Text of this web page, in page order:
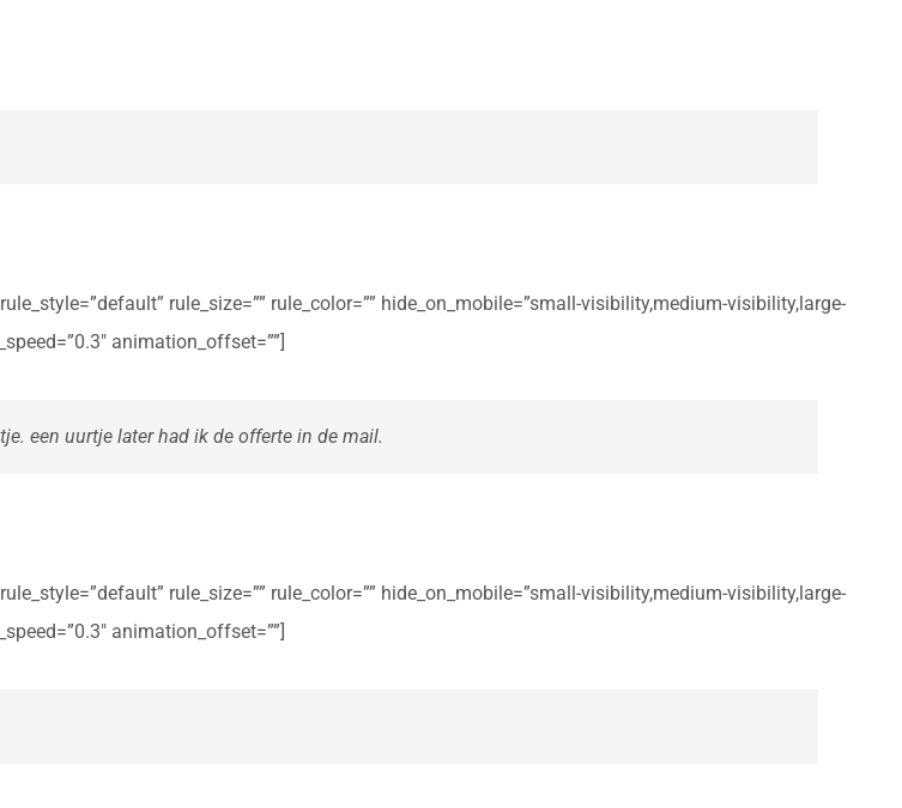
rule_size=”” rule_color=”” hide_on_mobile=”small-visibility,medium-visibility,large-
animation_offset=””]
een uurtje later had ik de offerte in de mail.
rule_size=”” rule_color=”” hide_on_mobile=”small-visibility,medium-visibility,large-
animation_offset=””]